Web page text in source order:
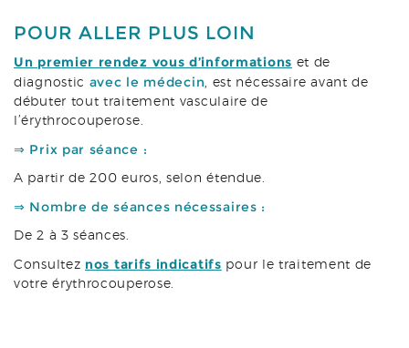
POUR ALLER PLUS LOIN
Un premier rendez vous d’informations et de
diagnostic avec le médecin, est nécessaire avant de
débuter tout traitement vasculaire de
l’érythrocouperose.
⇒ Prix par séance :
A partir de 200 euros, selon étendue.
⇒ Nombre de séances nécessaires :
De 2 à 3 séances.
Consultez nos tarifs indicatifs pour le traitement de
votre érythrocouperose.